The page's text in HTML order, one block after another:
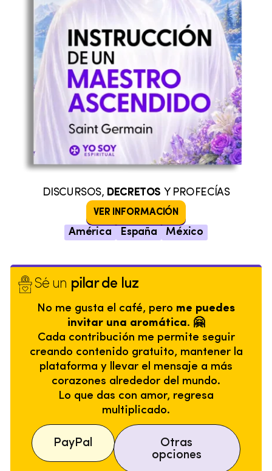
DISCURSOS, DECRETOS Y PROFECÍAS
VER INFORMACIÓN
América España México
Sé un pilar de luz
No me gusta el café, pero me puedes
invitar una aromática. 🤗
Cada contribución me permite seguir
creando contenido gratuito, mantener la
plataforma y llevar el mensaje a más
corazones alrededor del mundo.
Lo que das con amor, regresa
multiplicado.
PayPal
Otras
opciones